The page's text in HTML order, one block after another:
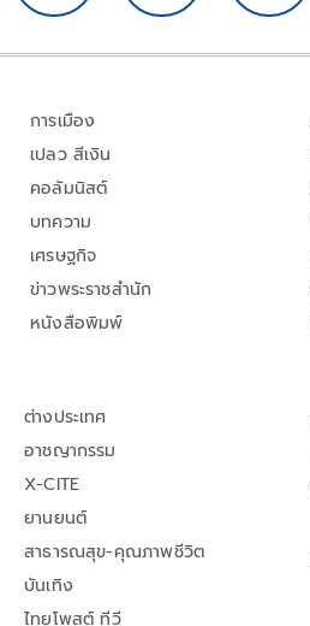
การเมือง
เปลว สีเงิน
คอลัมนิสต์
บทความ
เศรษฐกิจ
ข่าวพระราชสำนัก
หนังสือพิมพ์
ต่างประเทศ
อาชญากรรม
X-CITE
ยานยนต์
สาธารณสุข-คุณภาพชีวิต
บันเทิง
ไทยโพสต์ ทีวี